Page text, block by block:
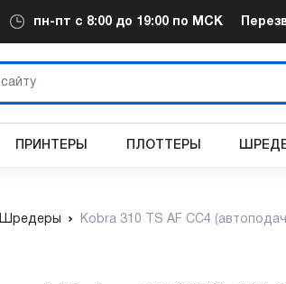
пн-пт с 8:00 до 19:00 по МСК
ПРИНТЕРЫ ПЛОТТЕРЫ
Шредеры Kobra 310 TS AF CС4